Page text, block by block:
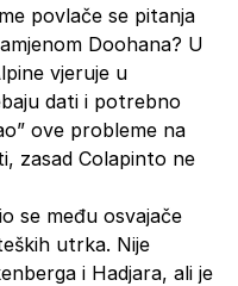
povlače se pitanja
Doohana? U
vjeruje u
dati i potrebno
ove probleme na
zasad Colapinto ne
se među osvajače
utrka. Nije
i Hadjara, ali je